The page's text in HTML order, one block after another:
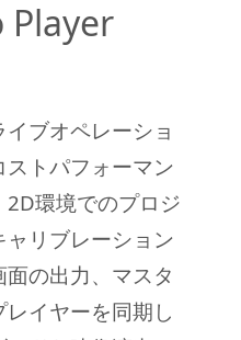
ブオペレーショ
トパフォーマン
環境でのプロジ
ャリブレーション
の出力、マスタ
イヤーを同期し